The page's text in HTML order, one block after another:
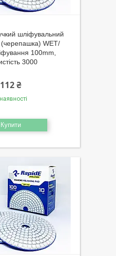
шліфувальний
(черепашка) WET/
100mm,
3000
112 ₴
Купити